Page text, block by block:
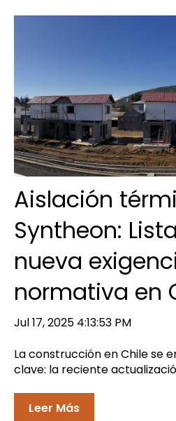
Aislación
Syntheon:
nueva
normativa en
Jul 17, 2025 4:13:53 PM
La construcción en Chile se
clave: la reciente
Leer Más